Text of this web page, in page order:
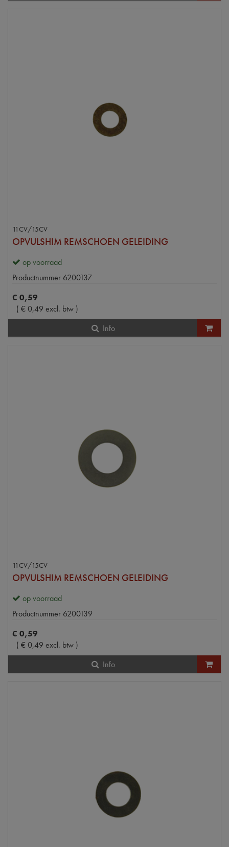
11CV/15CV
OPVULSHIM REMSCHOEN GELEIDING
op voorraad
Productnummer 6200137
€ 0,59
( €0,49 excl. btw )
Info
11CV/15CV
OPVULSHIM REMSCHOEN GELEIDING
op voorraad
Productnummer 6200139
€ 0,59
( €0,49 excl. btw )
Info